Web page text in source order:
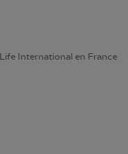
International en France